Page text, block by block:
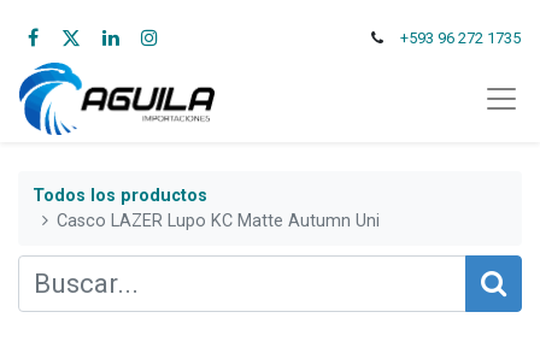
+593 96 272 1735
Todos los productos
Casco LAZER Lupo KC Matte Autumn Uni